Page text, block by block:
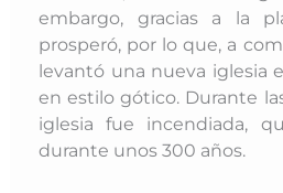
embargo, gracias a la
prosperó, por lo que, a
levantó una nueva iglesia
en estilo gótico. Durante
iglesia fue incendiada,
durante unos 300 años.